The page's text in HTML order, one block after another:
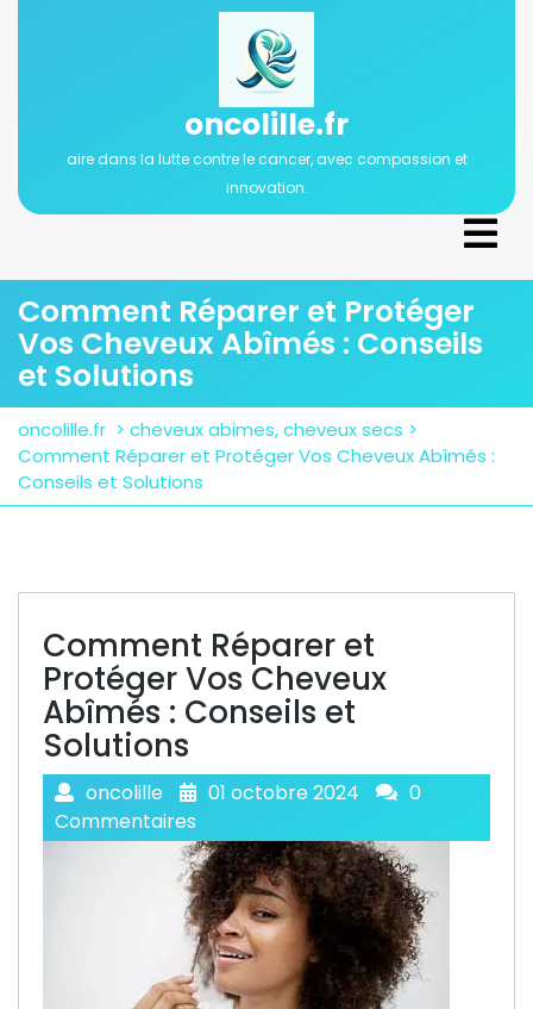
oncolille.fr
aire dans la lutte contre le cancer, avec compassion et
innovation.
Comment Réparer et Protéger
Vos Cheveux Abîmés : Conseils
et Solutions
oncolille.fr > cheveux abimes,cheveux secs >
Comment Réparer et Protéger Vos Cheveux Abîmés :
Conseils et Solutions
Comment Réparer et
Protéger Vos Cheveux
Abîmés : Conseils et
Solutions
oncolille 01 octobre 2024
0
Commentaires